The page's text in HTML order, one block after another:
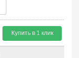
Купить в 1 клик